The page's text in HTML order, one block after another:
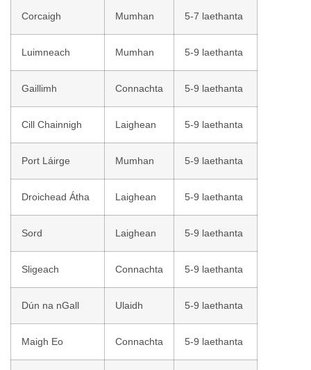
Corcaigh Mumhan 5-7 laethanta
Luimneach Mumhan 5-9 laethanta
Gaillimh Connachta 5-9 laethanta
Cill Chainnigh Laighean 5-9 laethanta
Port Láirge Mumhan 5-9 laethanta
Droichead Átha Laighean 5-9 laethanta
Sord Laighean 5-9 laethanta
Sligeach Connachta 5-9 laethanta
Dún na nGall Ulaidh 5-9 laethanta
Maigh Eo Connachta 5-9 laethanta